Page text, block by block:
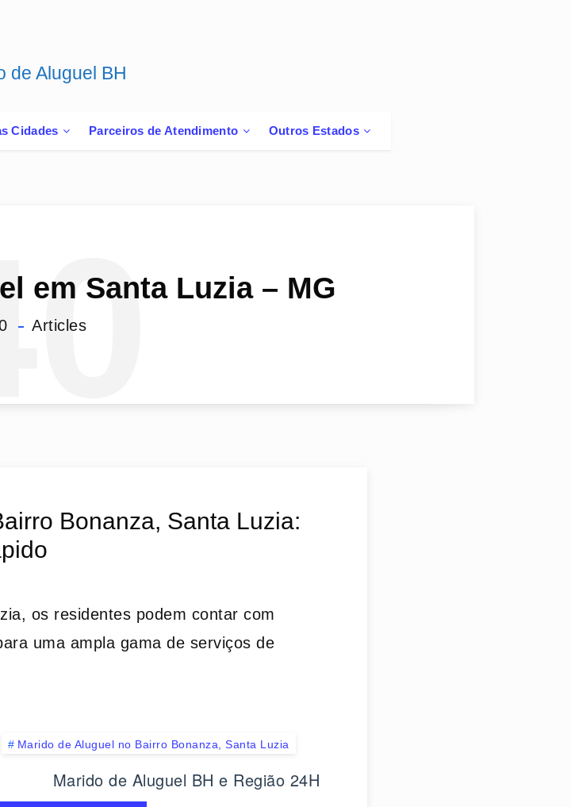
de Aluguel BH
Cidades Parceiros de Atendimento Outros Estados
em Santa Luzia – MG
Articles
Bonanza, Santa Luzia:
os residentes podem contar com
uma ampla gama de serviços de
Marido de Aluguel no Bairro Bonanza, Santa Luzia
Marido de Aluguel BH e Região 24H